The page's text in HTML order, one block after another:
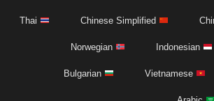
Chinese Simplified
Thai
Indonesian
Norwegian
Vietnamese
Bulgarian